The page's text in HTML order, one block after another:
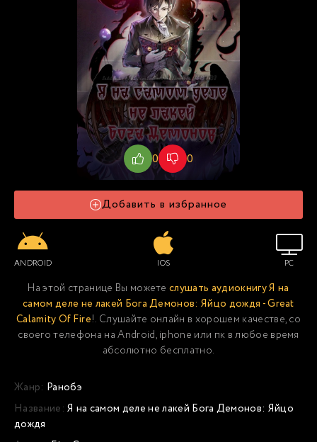
0 0
Добавить в избранное
ANDROID IOS PC
На этой странице Вы можетеслушать аудиокнигу Я на
самом деле не лакей Бога Демонов: Яйцо дождя - Great
Calamity Of Fire!. Слушайте онлайн в хорошем качестве, со
своего телефона на Android, iphone или пк в любое время
абсолютно бесплатно.
Жанр: Ранобэ
Название: Я на самом деле не лакей Бога Демонов: Яйцо
дождя